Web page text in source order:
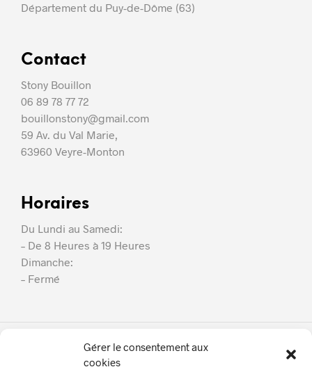
Gérer le consentement aux
cookies
Département du Puy-de-Dôme (63)
Contact
Stony Bouillon
06 89 78 77 72
bouillonstony@gmail.com
59 Av. du Val Marie,
63960 Veyre-Monton
Horaires
Du Lundi au Samedi:
– De 8 Heures à 19 Heures
Dimanche:
– Fermé
SB Couverture